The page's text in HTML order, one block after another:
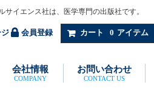
サイエンス社は、医学専門の出版社です。
会員登録 カート 0 アイテム
会社情報
COMPANY
お問い合わせ
CONTACT US